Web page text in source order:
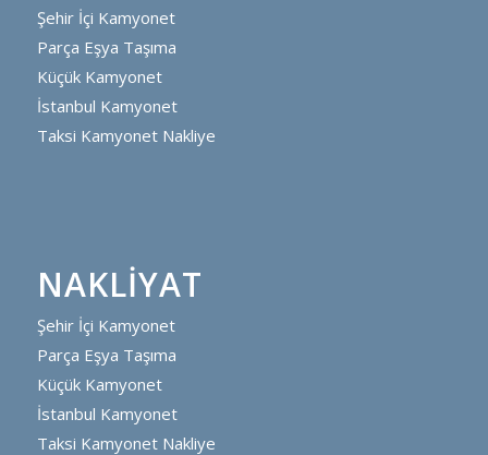
Şehir İçi Kamyonet
Parça Eşya Taşıma
Küçük Kamyonet
İstanbul Kamyonet
Taksi Kamyonet Nakliye
NAKLIYAT
Şehir İçi Kamyonet
Parça Eşya Taşıma
Küçük Kamyonet
İstanbul Kamyonet
Taksi Kamyonet Nakliye